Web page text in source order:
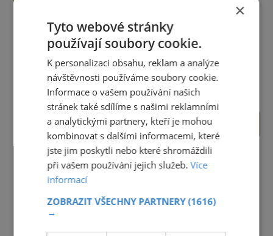
PROLISTOVAT
×
Tyto webové stránky
používají soubory cookie.
K personalizaci obsahu, reklam a analýze
návštěvnosti používáme soubory cookie.
Informace o vašem používání našich
stránek také sdílíme s našimi reklamními
a analytickými partnery, kteří je mohou
kombinovat s dalšími informacemi, které
jste jim poskytli nebo které shromáždili
při vašem používání jejich služeb.Více
informací
ZOBRAZIT VŠECHNY PARTNERY(1616)
→